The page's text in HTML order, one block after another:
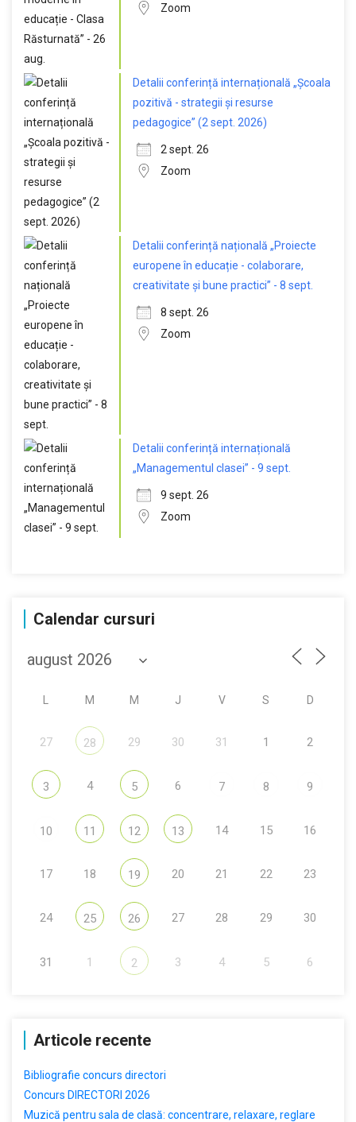
Zoom
Detalii conferință internațională „Școala
pozitivă - strategii și resurse
pedagogice” (2 sept. 2026)
2 sept. 26
Zoom
Detalii conferință națională „Proiecte
europene în educație - colaborare,
creativitate și bune practici” - 8 sept.
8 sept. 26
Zoom
Detalii conferință internațională
„Managementul clasei” - 9 sept.
9 sept. 26
Zoom
Calendar cursuri
M M J V S D
27 28 29 30 31 1 2
3 4 5 6 7 8 9
10 11 12 13 14 15 16
17 18 19 20 21 22 23
24 25 26 27 28 29 30
31 1 2 3 4 5 6
Articole recente
Bibliografie concurs directori
Concurs DIRECTORI 2026
Muzică pentru sala de clasă: concentrare, relaxare, reglare